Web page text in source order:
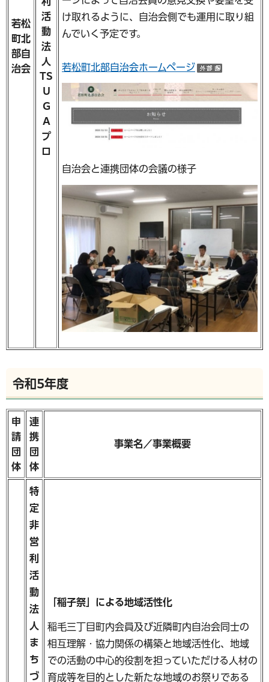
若松
町北
部自
治会
活
動
法
人
TS
U
G
A
プ
ロ
け取れるように、自治会側でも運用に取り組
んでいく予定です。
若松町北部自治会ホームページ
自治会と連携団体の会議の様子
令和5年度
申
請
団
体
連
携
団
体
事業名／事業概要
特
定
非
営
利
活
動
法
人
ま
ち
づ
「稲子祭」による地域活性化
稲毛三丁目町内会員及び近隣町内自治会同士の
相互理解・協力関係の構築と地域活性化、地域
での活動の中心的役割を担っていただける人材の
育成等を目的とした新たな地域のお祭りである